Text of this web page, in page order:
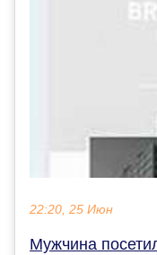
22:20, 25 Июн
Мужчина